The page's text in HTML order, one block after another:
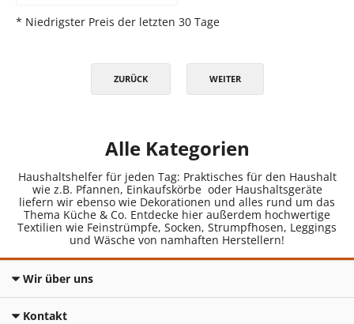
* Niedrigster Preis der letzten 30 Tage
ZURÜCK WEITER
Alle Kategorien
Haushaltshelfer für jeden Tag: Praktisches für den Haushalt
wie z.B. Pfannen, Einkaufskörbe oder Haushaltsgeräte
liefern wir ebenso wie Dekorationen und alles rund um das
Thema Küche & Co. Entdecke hier außerdem hochwertige
Textilien wie Feinstrümpfe, Socken, Strumpfhosen, Leggings
und Wäsche von namhaften Herstellern!
Wir über uns
Kontakt